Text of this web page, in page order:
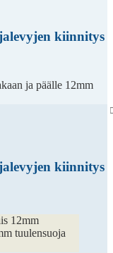
kiinnitys
ja päälle 12mm
kiinnitys
12mm
tuulensuoja